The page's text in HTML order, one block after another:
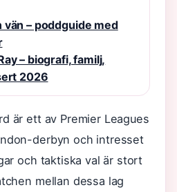
– poddguide med
– biografi, familj,
2026
är ett av Premier Leagues
derbyn och intresset
och taktiska val är stort
mellan dessa lag